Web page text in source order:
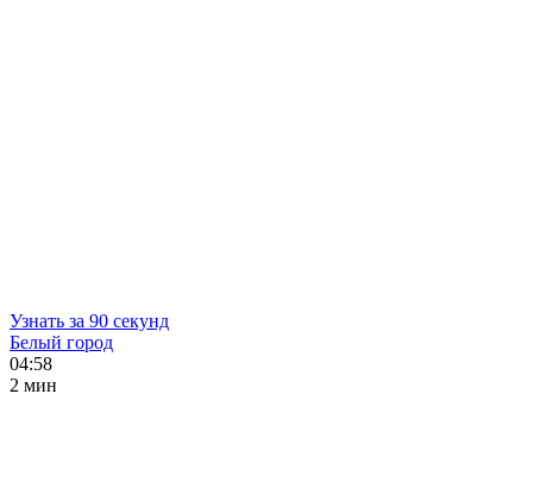
Узнать за 90 секунд
Белый город
04:58
2 мин